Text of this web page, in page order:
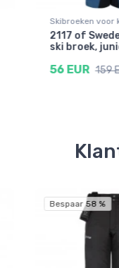
Skibroeken voor
2117 of
ski broek,
56 EUR 159
Bespaar 58 %